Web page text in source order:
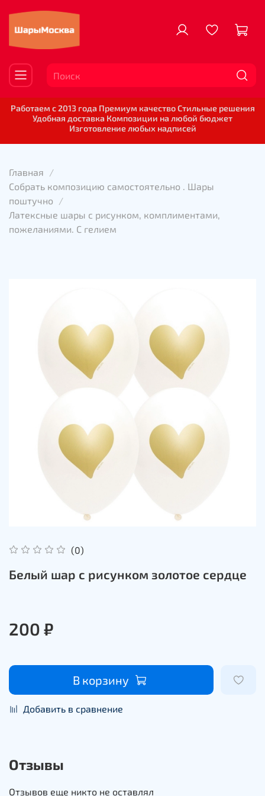
Работаем с 2013 года Премиум качество Стильные решения
Удобная доставка Композиции на любой бюджет
Изготовление любых надписей
Главная
Собрать композицию самостоятельно . Шары
поштучно
Латексные шары с рисунком, комплиментами,
пожеланиями. С гелием
(0)
Белый шар с рисунком золотое сердце
200 ₽
В корзину
Добавить в сравнение
Отзывы
Отзывов еще никто не оставлял